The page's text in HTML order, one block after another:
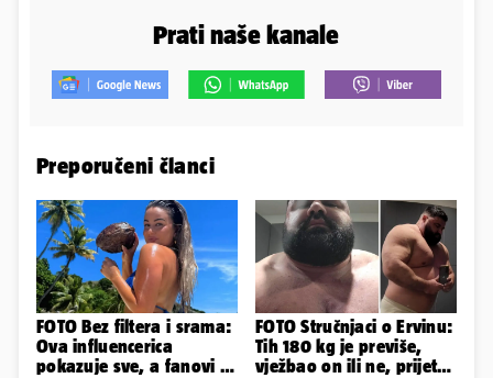
Prati naše kanale
Preporučeni članci
FOTO Bez filtera i srama:
Ova influencerica
pokazuje sve, a fanovi je
FOTO Stručnjaci o Ervinu:
Tih 180 kg je previše,
vježbao on ili ne, prijete